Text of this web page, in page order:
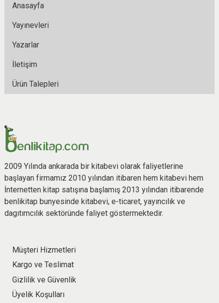
Anasayfa
Yayınevleri
Yazarlar
İletişim
Ürün Talepleri
2009 Yılında ankarada bir kitabevi olarak faliyetlerine
başlayan firmamız 2010 yılından itibaren hem kitabevi hem
İnternetten kitap satışına başlamış 2013 yılından itibarende
benlikitap bunyesinde kitabevi, e-ticaret, yayıncılık ve
dagıtımcılık sektöründe faliyet göstermektedir.
Müşteri Hizmetleri
Kargo ve Teslimat
Gizlilik ve Güvenlik
Üyelik Koşulları